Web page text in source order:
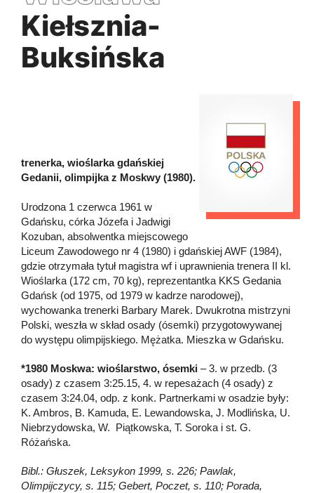
Kiełsznia-
Buksińska
trenerka, wioślarka gdańskiej
Gedanii, olimpijka z Moskwy (1980).
Urodzona 1 czerwca 1961 w
Gdańsku, córka Józefa i Jadwigi
Kozuban, absolwentka miejscowego
Liceum Zawodowego nr 4 (1980) i gdańskiej AWF (1984),
gdzie otrzymała tytuł magistra wf i uprawnienia trenera II kl.
Wioślarka (172 cm, 70 kg), reprezentantka KKS Gedania
Gdańsk (od 1975, od 1979 w kadrze narodowej),
wychowanka trenerki Barbary Marek. Dwukrotna mistrzyni
Polski, weszła w skład osady (ósemki) przygotowywanej
do występu olimpijskiego. Mężatka. Mieszka w Gdańsku.
*1980 Moskwa: wioślarstwo, ósemki – 3. w przedb. (3
osady) z czasem 3:25.15, 4. w repesażach (4 osady) z
czasem 3:24.04, odp. z konk. Partnerkami w osadzie były:
K. Ambros, B. Kamuda, E. Lewandowska, J. Modlińska, U.
Niebrzydowska, W. Piątkowska, T. Soroka i st. G.
Różańska.
Bibl.: Głuszek, Leksykon 1999, s. 226; Pawlak,
Olimpijczycy, s. 115; Gebert, Poczet, s. 110; Porada,